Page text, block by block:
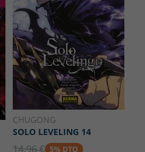
CHUGONG
SOLO LEVELING 14
14.96 € 5% DTO